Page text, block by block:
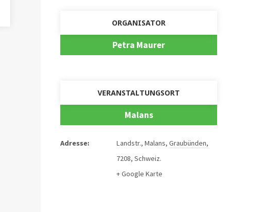
ORGANISATOR
Petra Maurer
VERANSTALTUNGSORT
Malans
Adresse: Landstr., Malans, Graubünden,
7208, Schweiz.
+ Google Karte